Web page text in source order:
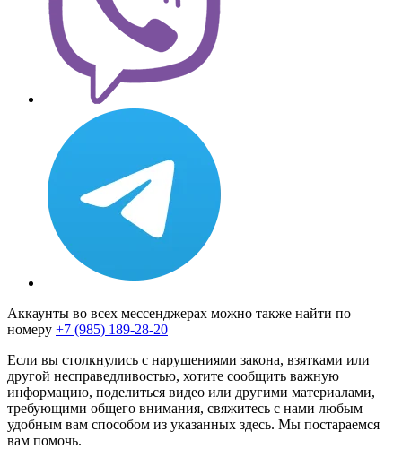
Аккаунты во всех мессенджерах можно также найти по
номеру +7 (985) 189-28-20
Если вы столкнулись с нарушениями закона, взятками или
другой несправедливостью, хотите сообщить важную
информацию, поделиться видео или другими материалами,
требующими общего внимания, свяжитесь с нами любым
удобным вам способом из указанных здесь. Мы постараемся
вам помочь.